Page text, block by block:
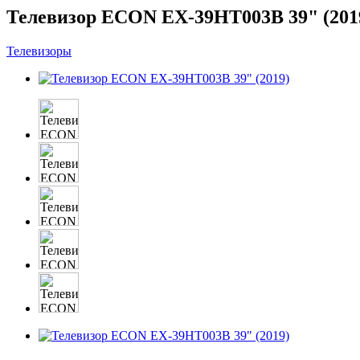
Телевизор ECON EX-39HT003B 39"
Телевизоры